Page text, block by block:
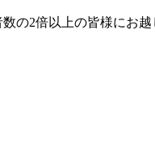
の2倍以上の皆様にお